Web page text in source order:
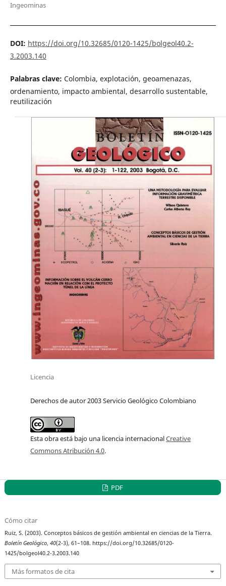
Ingeominas
DOI: https://doi.org/10.32685/0120-1425/bolgeol40.2-
3.2003.140
Palabras clave: Colombia, explotación, geoamenazas,
ordenamiento, impacto ambiental, desarrollo sustentable,
reutilización
Licencia
Derechos de autor 2003 Servicio Geológico Colombiano
Esta obra está bajo una licencia internacionalCreative
Commons Atribución 4.0.
PDF
Cómo citar
Ruiz, S. (2003). Conceptos básicos de gestión ambiental en ciencias de la Tierra.
Boletín Geológico,40(2-3), 61–108. https://doi.org/10.32685/0120-
1425/bolgeol40.2-3.2003.140
Más formatos de cita